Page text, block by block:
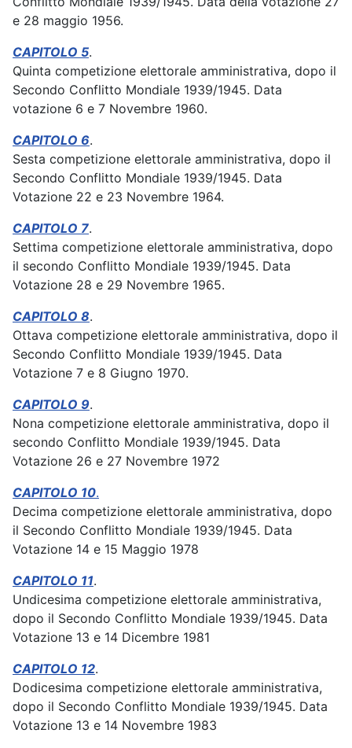
e 28 maggio 1956.
CAPITOLO 5.
Quinta competizione elettorale amministrativa, dopo il
Secondo Conflitto Mondiale 1939/1945. Data
votazione 6 e 7 Novembre 1960.
CAPITOLO 6.
Sesta competizione elettorale amministrativa, dopo il
Secondo Conflitto Mondiale 1939/1945. Data
Votazione 22 e 23 Novembre 1964.
CAPITOLO 7.
Settima competizione elettorale amministrativa, dopo
il secondo Conflitto Mondiale 1939/1945. Data
Votazione 28 e 29 Novembre 1965.
CAPITOLO 8.
Ottava competizione elettorale amministrativa, dopo il
Secondo Conflitto Mondiale 1939/1945. Data
Votazione 7 e 8 Giugno 1970.
CAPITOLO 9.
Nona competizione elettorale amministrativa, dopo il
secondo Conflitto Mondiale 1939/1945. Data
Votazione 26 e 27 Novembre 1972
CAPITOLO 10.
Decima competizione elettorale amministrativa, dopo
il Secondo Conflitto Mondiale 1939/1945. Data
Votazione 14 e 15 Maggio 1978
CAPITOLO 11.
Undicesima competizione elettorale amministrativa,
dopo il Secondo Conflitto Mondiale 1939/1945. Data
Votazione 13 e 14 Dicembre 1981
CAPITOLO 12.
Dodicesima competizione elettorale amministrativa,
dopo il Secondo Conflitto Mondiale 1939/1945. Data
Votazione 13 e 14 Novembre 1983